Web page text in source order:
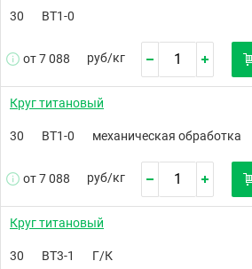
30 ВТ1-0
от 7 088 руб/кг
Круг титановый
30 ВТ1-0 механическая обработка
от 7 088 руб/кг
Круг титановый
30 ВТ3-1 Г/К